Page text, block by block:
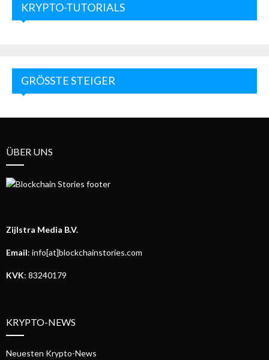
KRYPTO-TUTORIALS
GRÖSSTE STEIGER
ÜBER UNS
Zijlstra Media B.V.
Email: info[at]blockchainstories.com
KVK: 83240179
KRYPTO-NEWS
Neuesten Krypto-News